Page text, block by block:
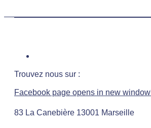
Trouvez nous sur :
Facebook page opens in new window
83 La Canebière 13001 Marseille